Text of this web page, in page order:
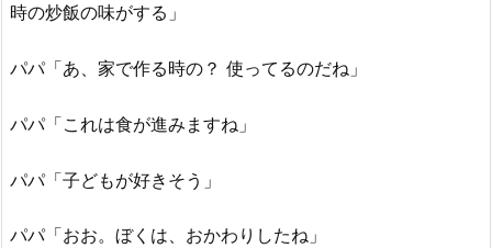
時の炒飯の味がする」
パパ「あ、家で作る時の？ 使ってるのだね」
パパ「これは食が進みますね」
パパ「子どもが好きそう」
パパ「おお。ぼくは、おかわりしたね」